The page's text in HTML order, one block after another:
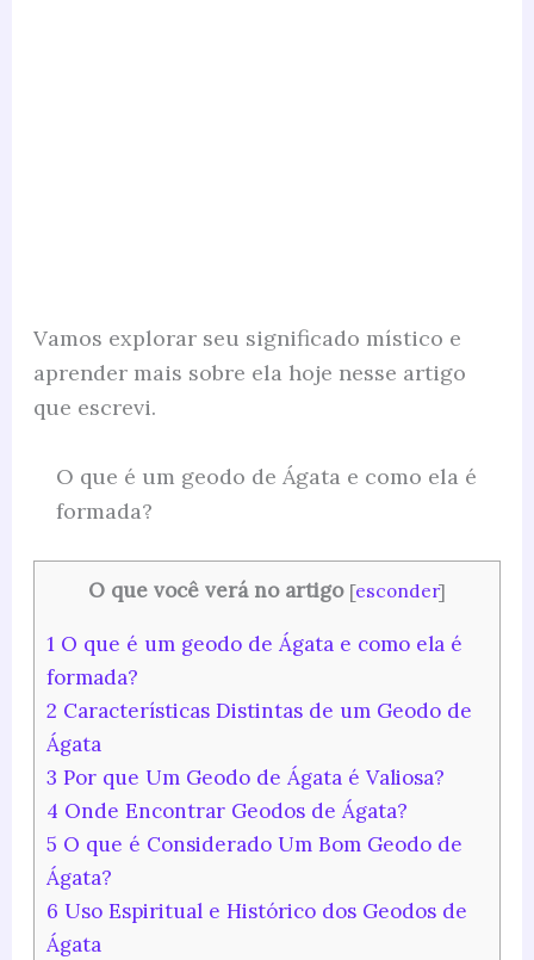
Vamos explorar seu significado místico e
aprender mais sobre ela hoje nesse artigo
que escrevi.
O que é um geodo de Ágata e como ela é
formada?
O que você verá no artigo [esconder]
1 O que é um geodo de Ágata e como ela é
formada?
2 Características Distintas de um Geodo de
Ágata
3 Por que Um Geodo de Ágata é Valiosa?
4 Onde Encontrar Geodos de Ágata?
5 O que é Considerado Um Bom Geodo de
Ágata?
6 Uso Espiritual e Histórico dos Geodos de
Ágata